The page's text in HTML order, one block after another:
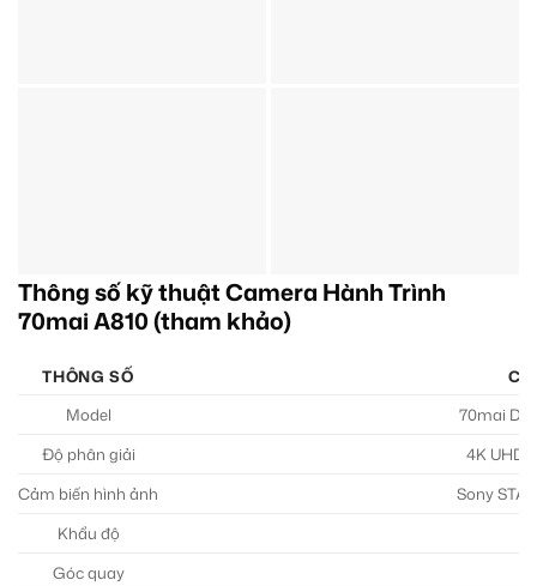
Thông số kỹ thuật Camera Hành Trình
70mai A810 (tham khảo)
THÔNG SỐ
Model
70mai
Độ phân giải
4K UHD
Cảm biến hình ảnh
Sony
Khẩu độ
Góc quay